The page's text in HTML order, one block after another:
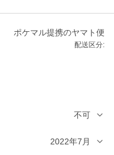
ポケマル提携のヤマト便
配送区分:
不可
2022年7月